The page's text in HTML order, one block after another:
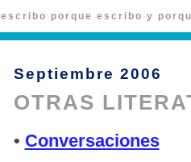
escribo porque escribo y
Septiembre 2006
OTRAS
• Conversaciones